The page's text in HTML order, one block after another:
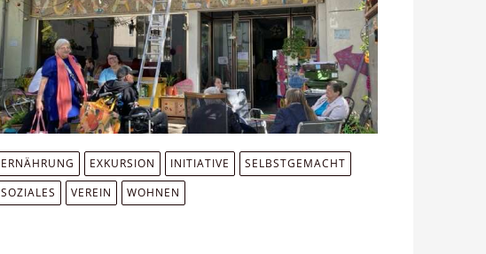
ERNÄHRUNG EXKURSION INITIATIVE
SELBSTGEMACHT
SOZIALES
VEREIN WOHNEN